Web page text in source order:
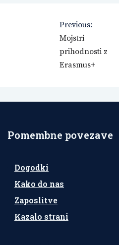
Navigacija
prispevka
Previous:
Mojstri
prihodnosti z
Erasmus+
Pomembne povezave
Dogodki
Kako do nas
Zaposlitve
Kazalo strani